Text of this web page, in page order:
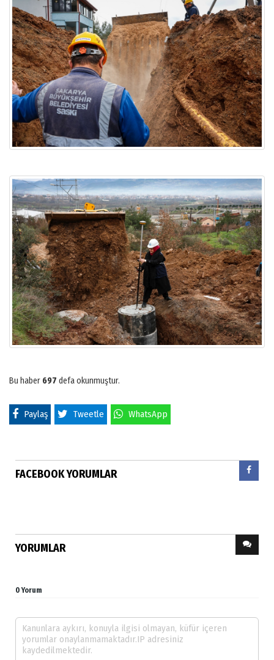
Bu haber 697 defa okunmuştur.
Paylaş Tweetle WhatsApp
FACEBOOK YORUMLAR
YORUMLAR
0 Yorum